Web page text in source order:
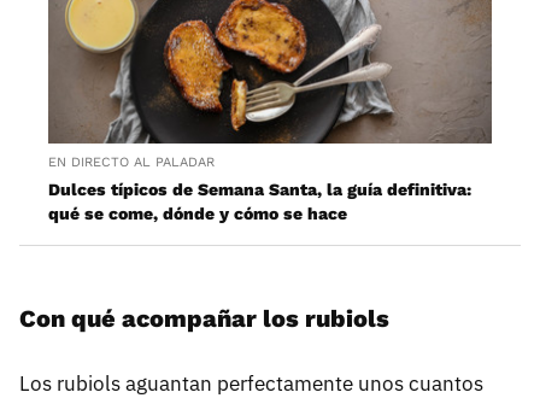
EN DIRECTO AL PALADAR
Dulces típicos de Semana Santa, la guía definitiva:
qué se come, dónde y cómo se hace
Con qué acompañar los rubiols
Los rubiols aguantan perfectamente unos cuantos